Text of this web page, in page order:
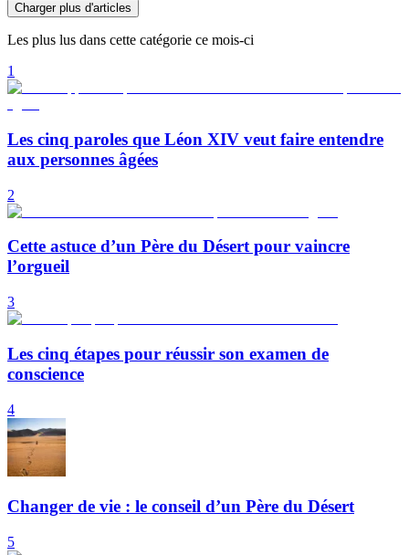
Charger plus d'articles
Les plus lus dans cette catégorie ce mois-ci
1
Les cinq paroles que Léon XIV veut faire entendre
aux personnes âgées
2
Cette astuce d’un Père du Désert pour vaincre
l’orgueil
3
Les cinq étapes pour réussir son examen de
conscience
4
Changer de vie : le conseil d’un Père du Désert
5